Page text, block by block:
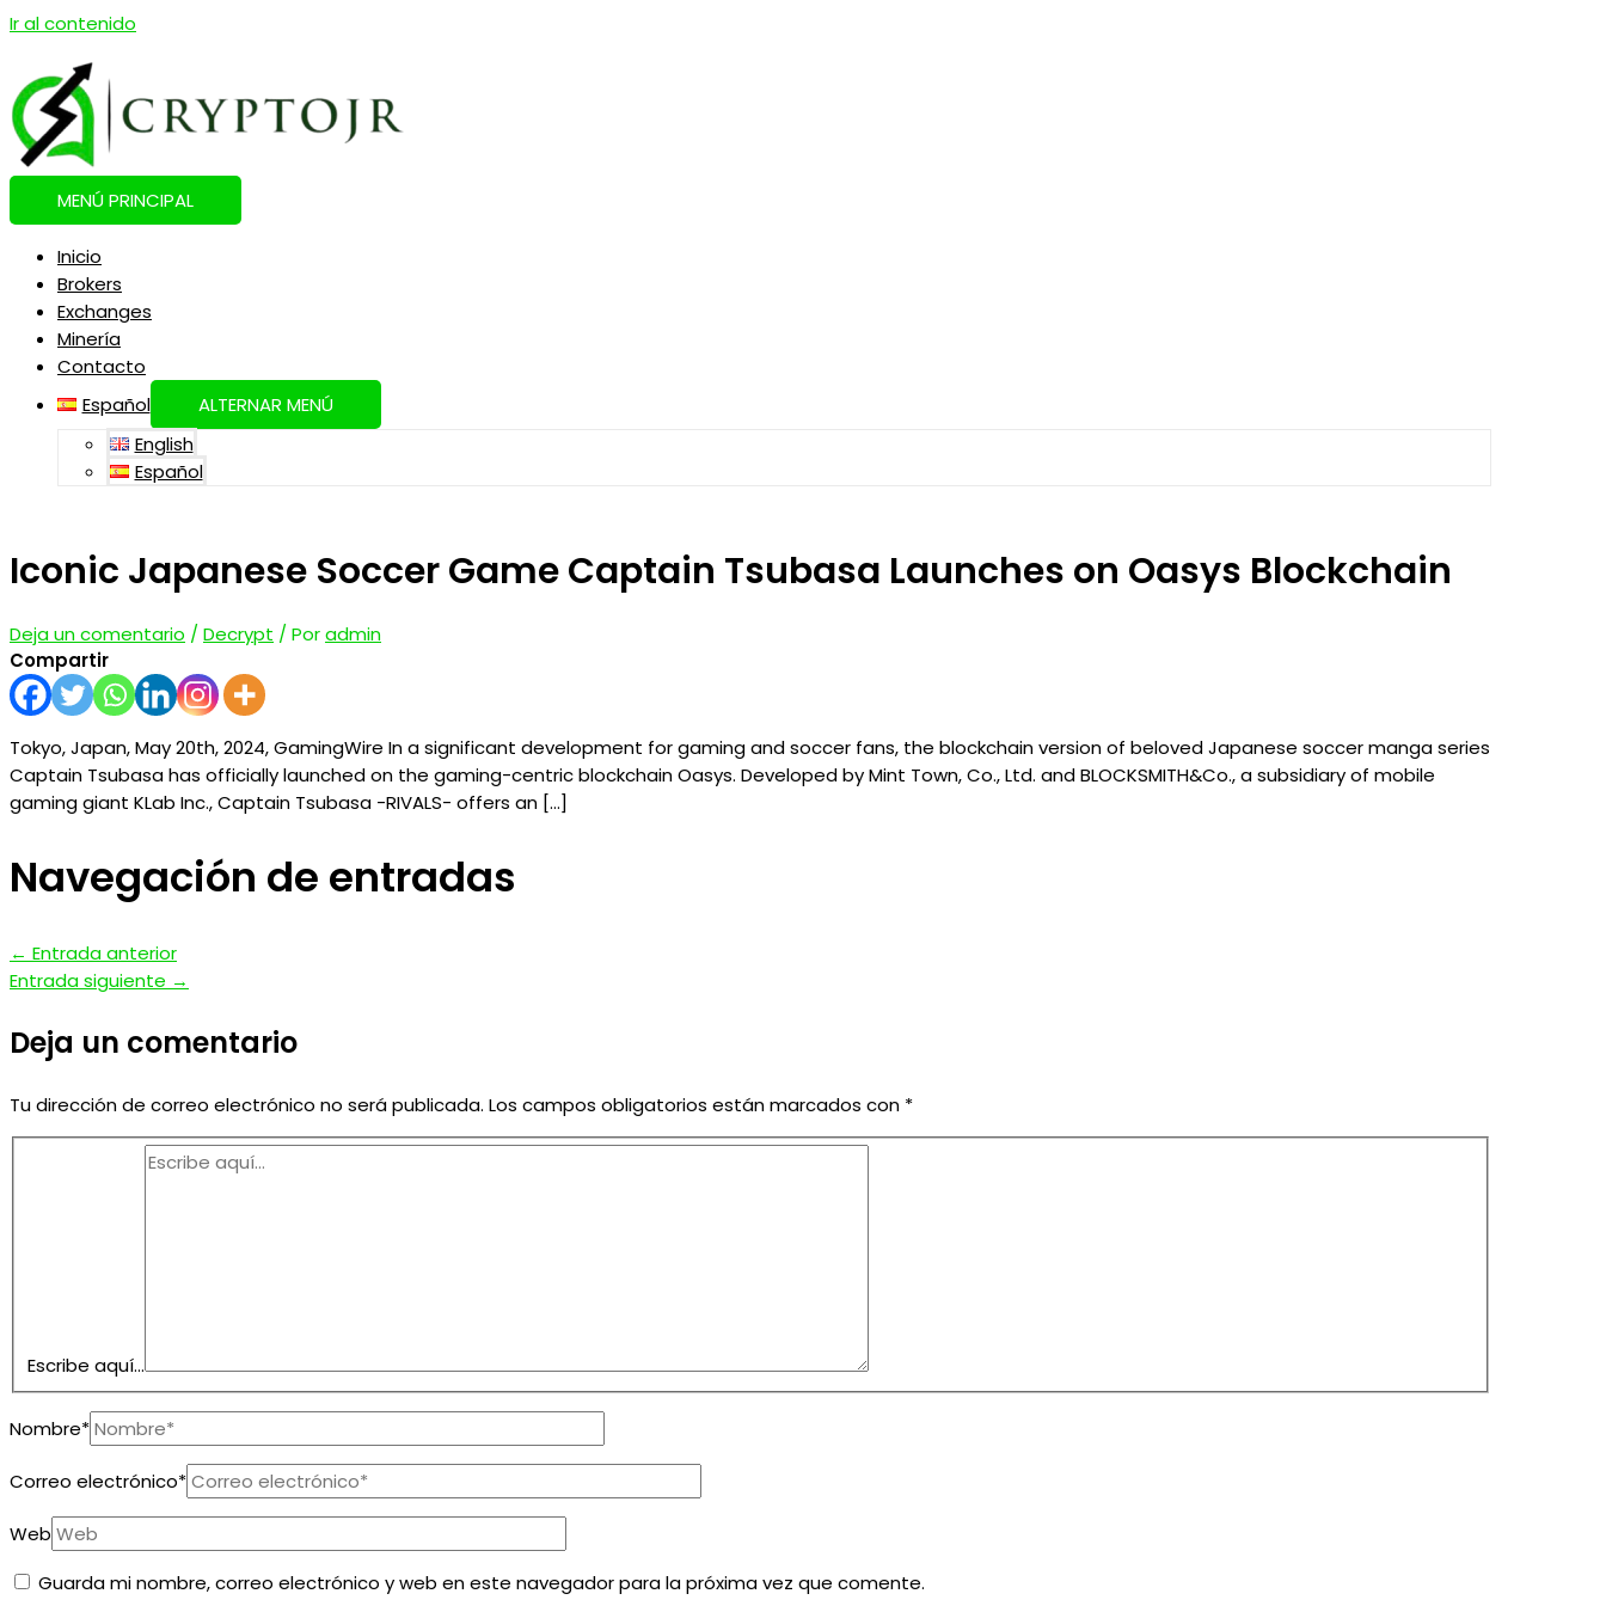
Ir al contenido
MENÚ PRINCIPAL
Inicio
Brokers
Exchanges
Minería
Contacto
Español
ALTERNAR MENÚ
English
Español
Iconic Japanese Soccer Game Captain Tsubasa Launches on Oasys Blockchain
Deja un comentario /Decrypt / Poradmin
Compartir
Tokyo, Japan, May 20th, 2024, GamingWire In a significant development for gaming and soccer fans, the blockchain version of beloved Japanese soccer manga series
Captain Tsubasa has officially launched on the gaming-centric blockchain Oasys. Developed by Mint Town, Co., Ltd. and BLOCKSMITH&Co., a subsidiary of mobile
gaming giant KLab Inc., Captain Tsubasa -RIVALS- offers an […]
Navegación de entradas
← Entrada anterior
Entrada siguiente →
Deja un comentario
Tu dirección de correo electrónico no será publicada. Los campos obligatorios están marcados con *
Escribe aquí...
Nombre*
Correo electrónico*
Web
Guarda mi nombre, correo electrónico y web en este navegador para la próxima vez que comente.